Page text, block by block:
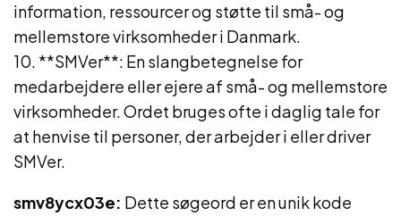
information, ressourcer og støtte til små- og
mellemstore virksomheder i Danmark.
10. **SMVer**: En slangbetegnelse for
medarbejdere eller ejere af små- og mellemstore
virksomheder. Ordet bruges ofte i daglig tale for
at henvise til personer, der arbejder i eller driver
SMVer.
smv8ycx03e: Dette søgeord er en unik kode